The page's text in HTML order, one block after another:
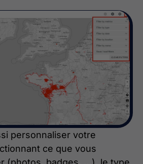
personnaliser votre
ce que vous